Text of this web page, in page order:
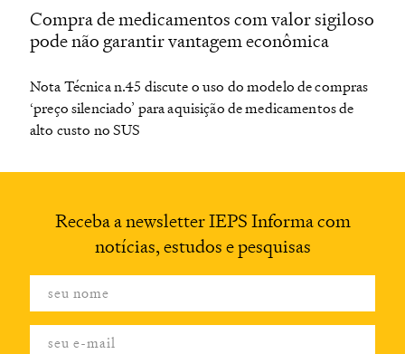
Compra de medicamentos com valor sigiloso
pode não garantir vantagem econômica
Nota Técnica n.45 discute o uso do modelo de compras
‘preço silenciado’ para aquisição de medicamentos de
alto custo no SUS
Receba a newsletterIEPS Informa com
notícias, estudos e pesquisas